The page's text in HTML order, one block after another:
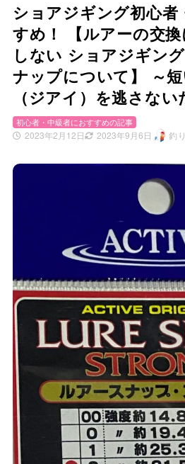
ショアジギング初心者
すめ！ 【ルアーの交
しない ショアジギン
ナップについて】 ～
（ジアイ）を逃さない
2023年2月12日 2023年9月6日 釣
初心者・中級者におすすめの記事